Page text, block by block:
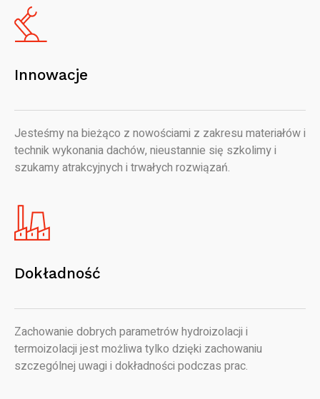
Innowacje
Jesteśmy na bieżąco z nowościami z zakresu materiałów i
technik wykonania dachów, nieustannie się szkolimy i
szukamy atrakcyjnych i trwałych rozwiązań.
Dokładność
Zachowanie dobrych parametrów hydroizolacji i
termoizolacji jest możliwa tylko dzięki zachowaniu
szczególnej uwagi i dokładności podczas prac.